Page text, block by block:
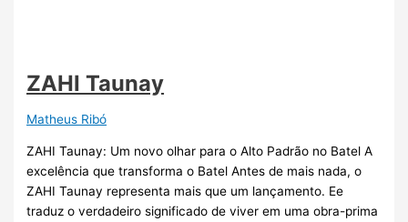
ZAHI Taunay
Matheus Ribó
ZAHI Taunay: Um novo olhar para o Alto Padrão no Batel A
excelência que transforma o Batel Antes de mais nada, o
ZAHI Taunay representa mais que um lançamento. Ee
traduz o verdadeiro significado de viver em uma obra-prima